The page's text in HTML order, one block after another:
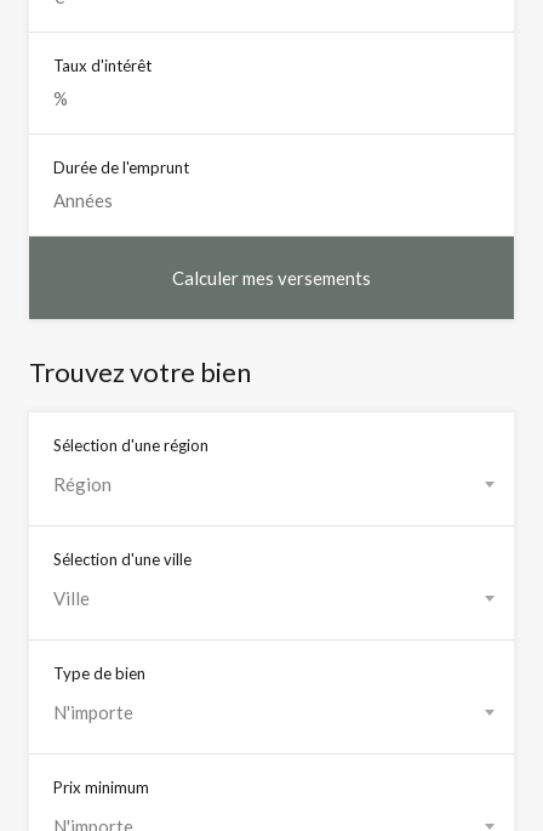
Taux d'intérêt
Durée de l'emprunt
Trouvez votre bien
Sélection d'une région
Région
Sélection d'une ville
Ville
Type de bien
N'importe
Prix minimum
N'importe